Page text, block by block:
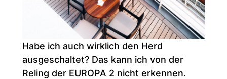
Habe ich auch wirklich den Herd
ausgeschaltet? Das kann ich von der
Reling der EUROPA 2 nicht erkennen.